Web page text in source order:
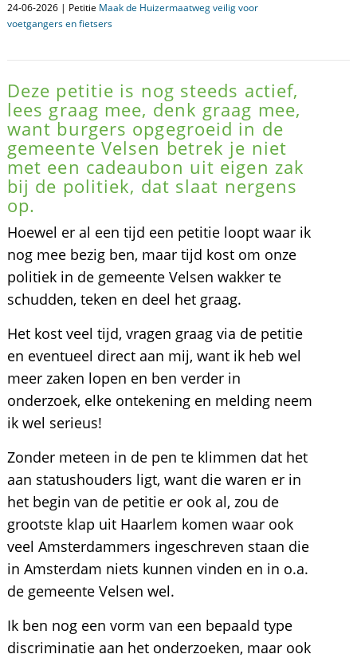
24-06-2026 | Petitie Maak de Huizermaatweg veilig voor
voetgangers en fietsers
Deze petitie is nog steeds actief,
lees graag mee, denk graag mee,
want burgers opgegroeid in de
gemeente Velsen betrek je niet
met een cadeaubon uit eigen zak
bij de politiek, dat slaat nergens
op.
Hoewel er al een tijd een petitie loopt waar ik
nog mee bezig ben, maar tijd kost om onze
politiek in de gemeente Velsen wakker te
schudden, teken en deel het graag.
Het kost veel tijd, vragen graag via de petitie
en eventueel direct aan mij, want ik heb wel
meer zaken lopen en ben verder in
onderzoek, elke ontekening en melding neem
ik wel serieus!
Zonder meteen in de pen te klimmen dat het
aan statushouders ligt, want die waren er in
het begin van de petitie er ook al, zou de
grootste klap uit Haarlem komen waar ook
veel Amsterdammers ingeschreven staan die
in Amsterdam niets kunnen vinden en in o.a.
de gemeente Velsen wel.
Ik ben nog een vorm van een bepaald type
discriminatie aan het onderzoeken, maar ook